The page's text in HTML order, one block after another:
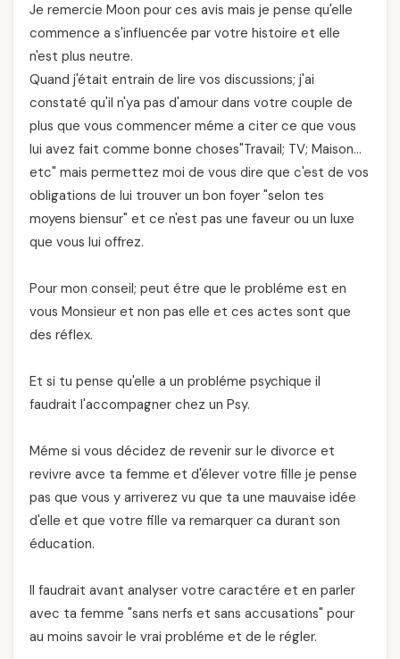
Je remercie Moon pour ces avis mais je pense qu'elle
commence a s'influencée par votre histoire et elle
n'est plus neutre.
Quand j'était entrain de lire vos discussions; j'ai
constaté qu'il n'ya pas d'amour dans votre couple de
plus que vous commencer méme a citer ce que vous
lui avez fait comme bonne choses"Travail; TV; Maison…
etc" mais permettez moi de vous dire que c'est de vos
obligations de lui trouver un bon foyer "selon tes
moyens biensur" et ce n'est pas une faveur ou un luxe
que vous lui offrez.
Pour mon conseil; peut étre que le probléme est en
vous Monsieur et non pas elle et ces actes sont que
des réflex.
Et si tu pense qu'elle a un probléme psychique il
faudrait l'accompagner chez un Psy.
Méme si vous décidez de revenir sur le divorce et
revivre avce ta femme et d'élever votre fille je pense
pas que vous y arriverez vu que ta une mauvaise idée
d'elle et que votre fille va remarquer ca durant son
éducation.
Il faudrait avant analyser votre caractére et en parler
avec ta femme "sans nerfs et sans accusations" pour
au moins savoir le vrai probléme et de le régler.